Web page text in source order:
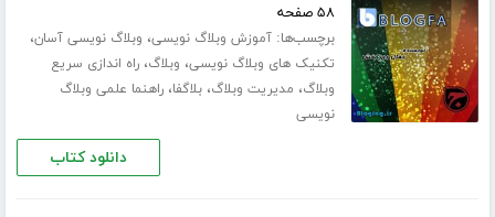
۵۸ صفحه
برچسب‌ها:آموزش وبلاگ نویسی، وبلاگ نویسی آسان،
تکنیک های وبلاگ نویسی، وبلاگ،راه اندازی سریع
وبلاگ، مدیریت وبلاگ،بلاگفا،راهنما علمی وبلاگ
نویسی
دانلود کتاب